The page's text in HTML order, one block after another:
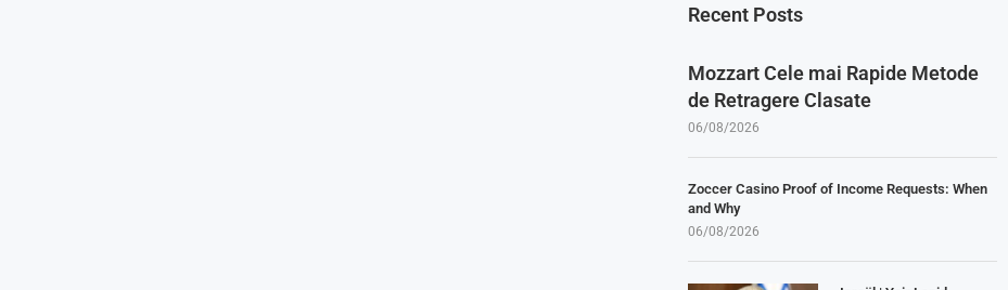
Recent Posts
Mozzart Cele mai Rapide Metode
de Retragere Clasate
06/08/2026
Zoccer Casino Proof of Income Requests: When
and Why
06/08/2026